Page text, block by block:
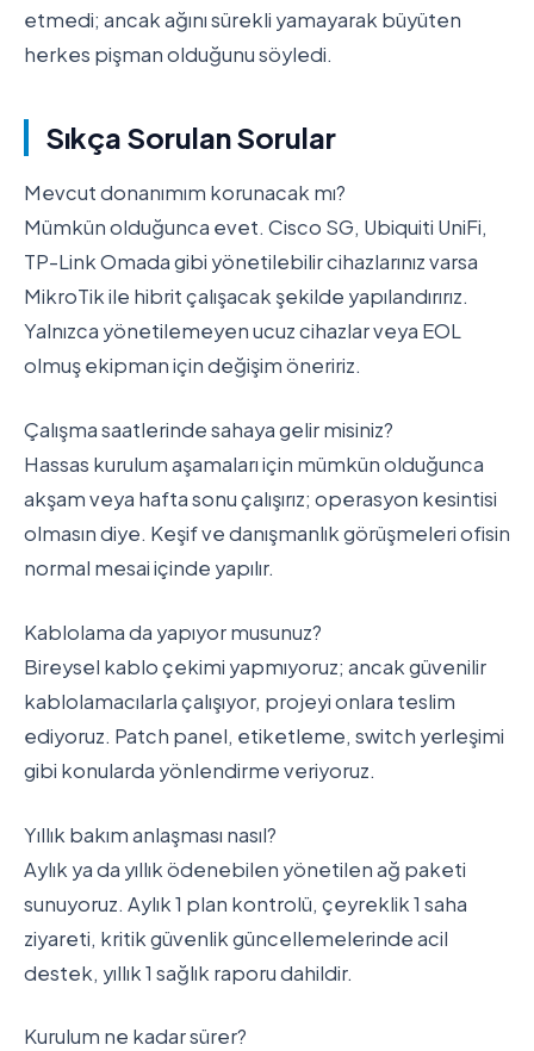
etmedi; ancak ağını sürekli yamayarak büyüten
herkes pişman olduğunu söyledi.
Sıkça Sorulan Sorular
Mevcut donanımım korunacak mı?
Mümkün olduğunca evet. Cisco SG, Ubiquiti UniFi,
TP-Link Omada gibi yönetilebilir cihazlarınız varsa
MikroTik ile hibrit çalışacak şekilde yapılandırırız.
Yalnızca yönetilemeyen ucuz cihazlar veya EOL
olmuş ekipman için değişim öneririz.
Çalışma saatlerinde sahaya gelir misiniz?
Hassas kurulum aşamaları için mümkün olduğunca
akşam veya hafta sonu çalışırız; operasyon kesintisi
olmasın diye. Keşif ve danışmanlık görüşmeleri ofisin
normal mesai içinde yapılır.
Kablolama da yapıyor musunuz?
Bireysel kablo çekimi yapmıyoruz; ancak güvenilir
kablolamacılarla çalışıyor, projeyi onlara teslim
ediyoruz. Patch panel, etiketleme, switch yerleşimi
gibi konularda yönlendirme veriyoruz.
Yıllık bakım anlaşması nasıl?
Aylık ya da yıllık ödenebilen yönetilen ağ paketi
sunuyoruz. Aylık 1 plan kontrolü, çeyreklik 1 saha
ziyareti, kritik güvenlik güncellemelerinde acil
destek, yıllık 1 sağlık raporu dahildir.
Kurulum ne kadar sürer?